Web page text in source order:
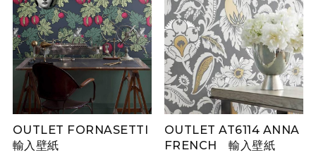
OUTLET FORNASETTI
輸入壁紙
OUTLET AT6114 ANNA
FRENCH 輸入壁紙